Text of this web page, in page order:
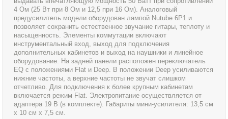
4 Ом (25 Вт при 8 Ом и 12,5 при 16 Ом). Аналоговый
предусилитель модели оборудован лампой Nutube 6P1 и
позволяет сохранить естественное звучание гитары, теплоту и
насыщенность. Элементы коммутации включают
инструментальный вход, выход для подключения
дополнительных кабинетов и выход на наушники и линейное
оборудование. На задней панели расположен переключатель
EQ с положениями Flat и Deep. В положении Deep усиливаются
нижние частоты, а верхние частоты не звучат слишком
отчетливо. Для подключения к более крупным кабинетам
включается режим Flat. Электропитание осуществляется от
адаптера 19 В (в комплекте). Габариты мини-усилителя: 13,5 см
х 10 см х 7,5 см.